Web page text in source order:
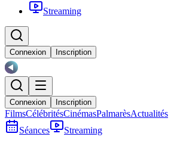
Streaming
Connexion Inscription
Connexion Inscription
FilmsCélébritésCinémasPalmarèsActualités
Séances
Streaming